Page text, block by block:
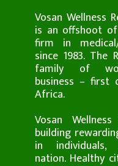
Vosan Wellness
is an offshoot
firm in
since 1983.
family of
business –
Africa.
Vosan
building
in individuals,
nation. Healthy